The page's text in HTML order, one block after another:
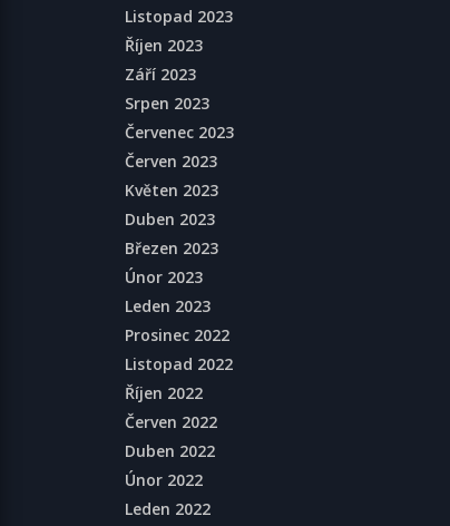
Listopad 2023
Říjen 2023
Září 2023
Srpen 2023
Červenec 2023
Červen 2023
Květen 2023
Duben 2023
Březen 2023
Únor 2023
Leden 2023
Prosinec 2022
Listopad 2022
Říjen 2022
Červen 2022
Duben 2022
Únor 2022
Leden 2022